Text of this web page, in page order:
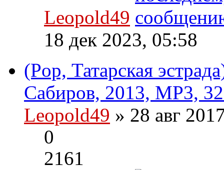
Leopold49
18 дек 2023, 05:58
(Pop, Татарская
Сабиров, 2013, MP3,
Leopold49 » 28 авг
0
2161